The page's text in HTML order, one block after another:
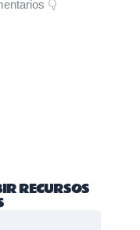
👇
RECURSOS